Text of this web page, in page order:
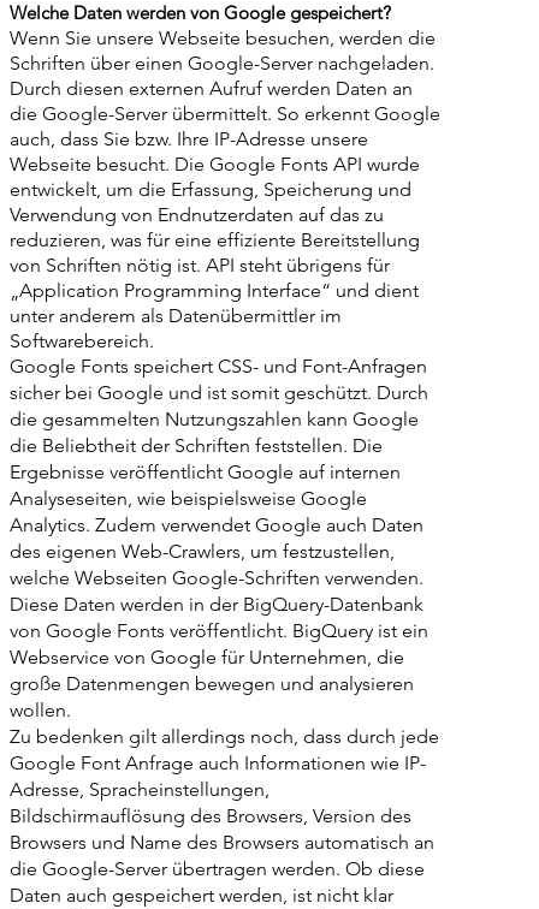
Welche Daten werden von Google gespeichert?
Wenn Sie unsere Webseite besuchen, werden die
Schriften über einen Google-Server nachgeladen.
Durch diesen externen Aufruf werden Daten an
die Google-Server übermittelt. So erkennt Google
auch, dass Sie bzw. Ihre IP-Adresse unsere
Webseite besucht. Die Google Fonts API wurde
entwickelt, um die Erfassung, Speicherung und
Verwendung von Endnutzerdaten auf das zu
reduzieren, was für eine effiziente Bereitstellung
von Schriften nötig ist. API steht übrigens für
„Application Programming Interface“ und dient
unter anderem als Datenübermittler im
Softwarebereich.
Google Fonts speichert CSS- und Font-Anfragen
sicher bei Google und ist somit geschützt. Durch
die gesammelten Nutzungszahlen kann Google
die Beliebtheit der Schriften feststellen. Die
Ergebnisse veröffentlicht Google auf internen
Analyseseiten, wie beispielsweise Google
Analytics. Zudem verwendet Google auch Daten
des eigenen Web-Crawlers, um festzustellen,
welche Webseiten Google-Schriften verwenden.
Diese Daten werden in der BigQuery-Datenbank
von Google Fonts veröffentlicht. BigQuery ist ein
Webservice von Google für Unternehmen, die
große Datenmengen bewegen und analysieren
wollen.
Zu bedenken gilt allerdings noch, dass durch jede
Google Font Anfrage auch Informationen wie IP-
Adresse, Spracheinstellungen,
Bildschirmauflösung des Browsers, Version des
Browsers und Name des Browsers automatisch an
die Google-Server übertragen werden. Ob diese
Daten auch gespeichert werden, ist nicht klar